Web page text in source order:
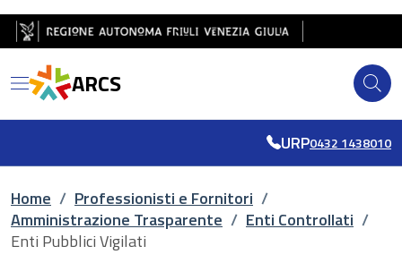
Salta al contenuto principale
Salta al piè di pagina
ARCS
URP0432 1438010
Briciole di pane
Home / Professionisti e Fornitori /
Amministrazione Trasparente / Enti Controllati /
Enti Pubblici Vigilati